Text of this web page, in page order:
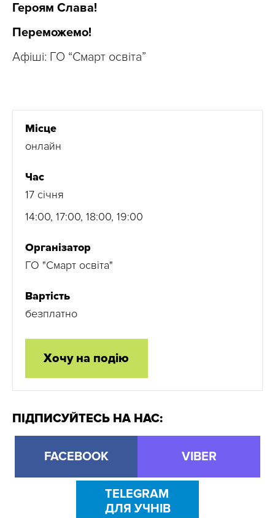
Героям Слава!
Переможемо!
Афіші: ГО “Смарт освіта”
Місце
онлайн
Час
17 січня
14:00, 17:00, 18:00, 19:00
Організатор
ГО "Смарт освіта"
Вартість
безплатно
Хочу на подію
ПІДПИСУЙТЕСЬ НА НАС:
FACEBOOK VIBER
TELEGRAM
ДЛЯ УЧНІВ